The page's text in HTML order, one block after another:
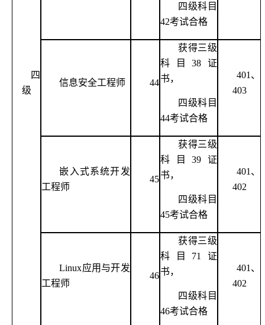
四
级
四级科目
42考试合格
信息安全工程师 44
获得三级
科目38证
书，
四级科目
44考试合格
401、
403
嵌入式系统开发
工程师
45
获得三级
科目39证
书，
四级科目
45考试合格
401、
402
Linux应用与开发
工程师
46
获得三级
科目 71证
书，
四级科目
46考试合格
401、
402